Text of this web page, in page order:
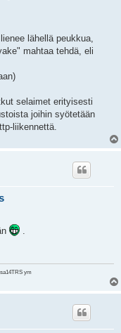
lähellä peukkua,
mahtaa tehdä, eli
selaimet erityisesti
joihin syötetään
liikennettä.
ym